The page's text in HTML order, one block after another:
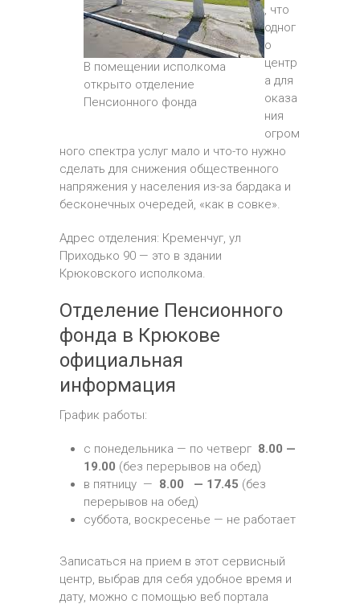
В помещении исполкома
открыто отделение
Пенсионного фонда
, что
одног
о
центр
а для
оказа
ния
огром
ного спектра услуг мало и что-то нужно
сделать для снижения общественного
напряжения у населения из-за бардака и
бесконечных очередей, «как в совке».
Адрес отделения: Кременчуг, ул
Приходько 90 — это в здании
Крюковского исполкома.
Отделение Пенсионного
фонда в Крюкове
официальная
информация
График работы:
с понедельника — по четверг 8.00 —
19.00 (без перерывов на обед)
в пятницу — 8.00 — 17.45 (без
перерывов на обед)
суббота, воскресенье — не работает
Записаться на прием в этот сервисный
центр, выбрав для себя удобное время и
дату, можно с помощью веб портала